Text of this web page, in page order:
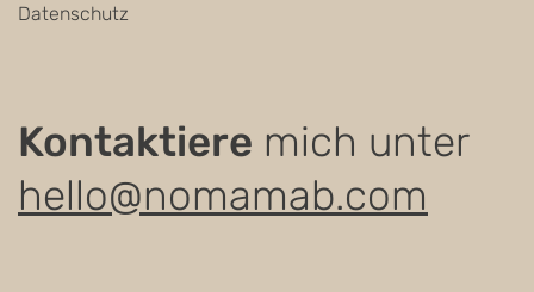
Kontaktiere mich unter
hello@nomamab.com
Datenschutz